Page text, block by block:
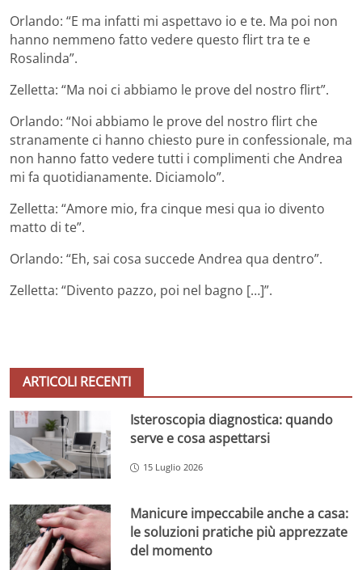
Orlando: “E ma infatti mi aspettavo io e te. Ma poi non
hanno nemmeno fatto vedere questo flirt tra te e
Rosalinda”.
Zelletta: “Ma noi ci abbiamo le prove del nostro flirt”.
Orlando: “Noi abbiamo le prove del nostro flirt che
stranamente ci hanno chiesto pure in confessionale, ma
non hanno fatto vedere tutti i complimenti che Andrea
mi fa quotidianamente. Diciamolo”.
Zelletta: “Amore mio, fra cinque mesi qua io divento
matto di te”.
Orlando: “Eh, sai cosa succede Andrea qua dentro”.
Zelletta: “Divento pazzo, poi nel bagno […]”.
ARTICOLI RECENTI
Isteroscopia diagnostica: quando
serve e cosa aspettarsi
15 Luglio 2026
Manicure impeccabile anche a casa:
le soluzioni pratiche più apprezzate
del momento